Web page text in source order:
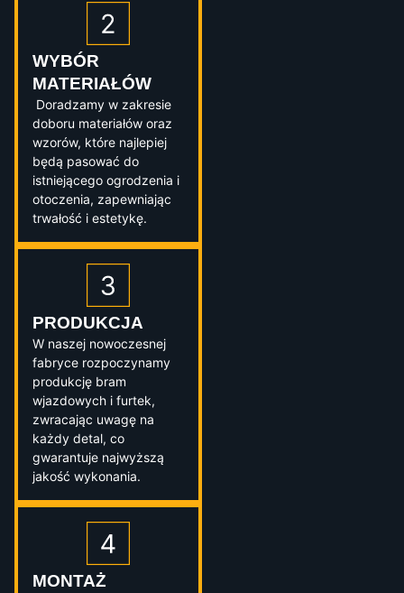
WYBÓR
MATERIAŁÓW
Doradzamy w zakresie
doboru materiałów oraz
wzorów, które najlepiej
będą pasować do
istniejącego ogrodzenia i
otoczenia, zapewniając
trwałość i estetykę.
PRODUKCJA
W naszej nowoczesnej
fabryce rozpoczynamy
produkcję bram
wjazdowych i furtek,
zwracając uwagę na
każdy detal, co
gwarantuje najwyższą
jakość wykonania.
MONTAŻ